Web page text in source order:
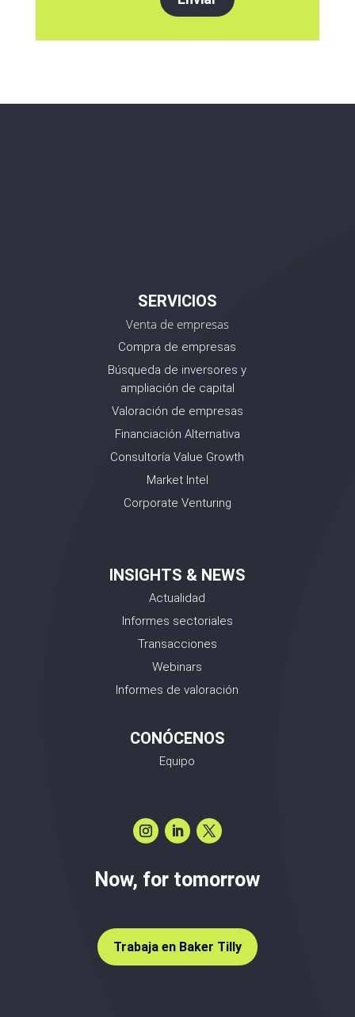
SERVICIOS
Venta de empresas
Compra de empresas
Búsqueda de inversores y
ampliación de capital
Valoración de empresas
Financiación Alternativa
Consultoría Value Growth
Market Intel
Corporate Venturing
INSIGHTS & NEWS
Actualidad
Informes sectoriales
Transacciones
Webinars
Informes de valoración
CONÓCENOS
Equipo
Now, for tomorrow
Trabaja en Baker Tilly